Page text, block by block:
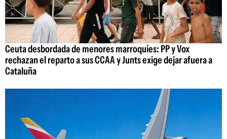
Ceuta desbordada de menores marroquíes: PP y Vox
rechazan el reparto a sus CCAA y Junts exige dejar afuera a
Cataluña